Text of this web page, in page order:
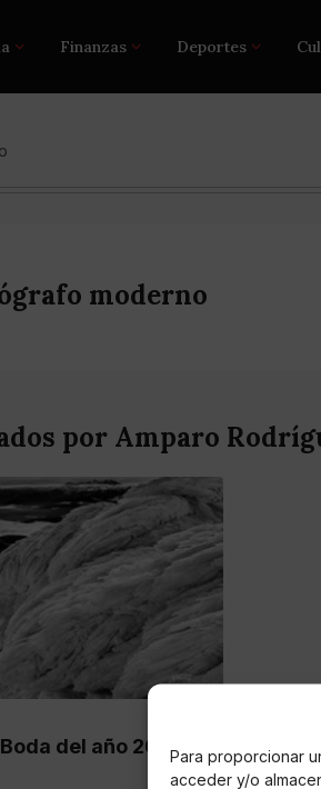
Para proporcionar
acceder y/o
Finanzas Deportes
moderno
por Amparo
del año 2016